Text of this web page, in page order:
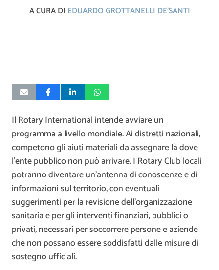
A CURA DI EDUARDO GROTTANELLI DE'SANTI
Il Rotary International intende avviare un
programma a livello mondiale. Ai distretti nazionali,
competono gli aiuti materiali da assegnare là dove
l’ente pubblico non può arrivare. I Rotary Club locali
potranno diventare un’antenna di conoscenze e di
informazioni sul territorio, con eventuali
suggerimenti per la revisione dell’organizzazione
sanitaria e per gli interventi finanziari, pubblici o
privati, necessari per soccorrere persone e aziende
che non possano essere soddisfatti dalle misure di
sostegno ufficiali.